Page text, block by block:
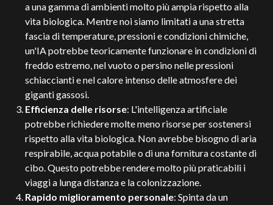
a una gamma di ambienti molto più ampia rispetto alla
vita biologica. Mentre noi siamo limitati a una stretta
fascia di temperature, pressioni e condizioni chimiche,
un'IA potrebbe teoricamente funzionare in condizioni di
freddo estremo, nel vuoto o persino nelle pressioni
schiaccianti e nel calore intenso delle atmosfere dei
giganti gassosi.
Efficienza delle risorse: L'intelligenza artificiale
potrebbe richiedere molte meno risorse per sostenersi
rispetto alla vita biologica. Non avrebbe bisogno di aria
respirabile, acqua potabile o di una fornitura costante di
cibo. Questo potrebbe rendere molto più praticabili i
viaggi a lunga distanza e la colonizzazione.
Rapido miglioramento personale: Spinta da un